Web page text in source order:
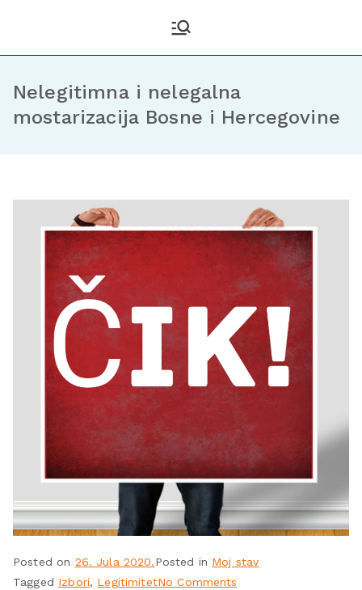
Nelegitimna i nelegalna
mostarizacija Bosne i Hercegovine
Posted on 26. Jula 2020.Posted in Moj stav
Tagged Izbori, LegitimitetNo Comments